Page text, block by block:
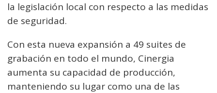
la legislación local con respecto a las medidas
de seguridad.
Con esta nueva expansión a 49 suites de
grabación en todo el mundo, Cinergia
aumenta su capacidad de producción,
manteniendo su lugar como una de las